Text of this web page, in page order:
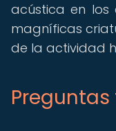
acústica en
magníficas
de la actividad